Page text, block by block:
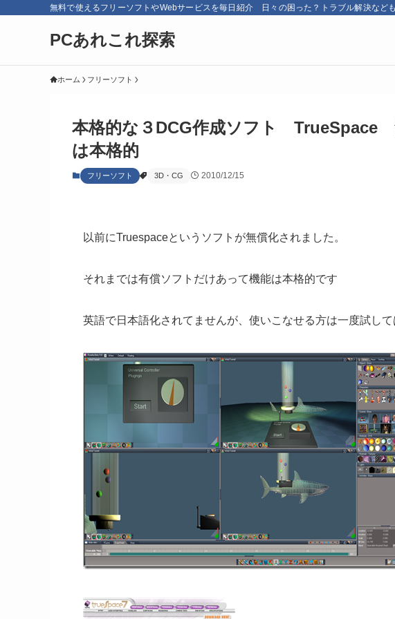
無料で使えるフリーソフトやWebサービスを毎日紹介 日々の困った？トラブル解決など
PCあれこれ探索
ホーム フリーソフト
本格的な３DCG作成ソフト TrueSpace
は本格的
フリーソフト 3D・CG 2010/12/15
以前にTruespaceというソフトが無償化されました。
それまでは有償ソフトだけあって機能は本格的です
英語で日本語化されてませんが、使いこなせる方は一度試して